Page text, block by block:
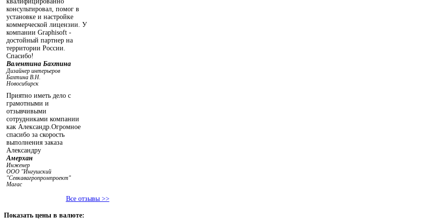
консультировал, помог в
установке и настройке
коммерческой лицензии. У
компании Graphisoft -
достойный партнер на
территории России.
Спасибо!
Валентина Бахтина
Дизайнер интерьеров
Бахтина В.Н.
Новосибирск
Приятно иметь дело с
грамотными и
отзывчивыми
сотрудниками компании
как Александр.Огромное
спасибо за скорость
выполнения заказа
Александру
Амерхан
Инженер
ООО "Ингушский
"Севкавагропромпроект"
Магас
Все отзывы >>
Показать цены в валюте: